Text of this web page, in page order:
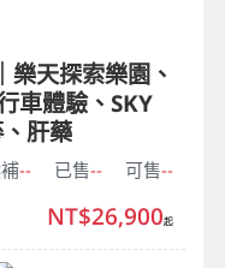
天探索樂園、
車體驗、SKY
肝藥
-- 已售-- 可售--
NT$26,900起